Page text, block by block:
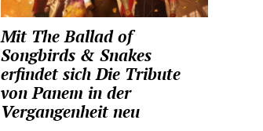
Mit The Ballad of
Songbirds & Snakes
erfindet sich Die Tribute
von Panem in der
Vergangenheit neu